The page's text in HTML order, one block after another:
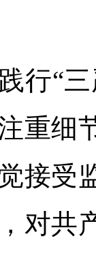
“三
重细
接受
对共